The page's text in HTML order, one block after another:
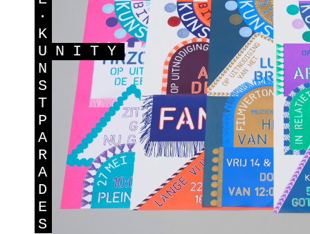
·
K
U NITY
N
S
T
P
A
R
A
D
E
S